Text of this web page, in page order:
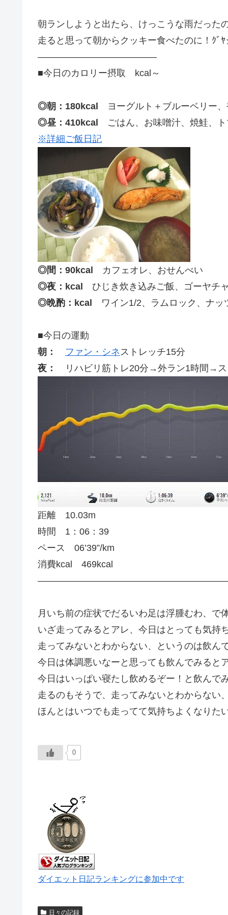
朝ランしようと出たら、けっこうな雨だった
走ると思って朝からクッキー食べたのに！ｸﾞﾔ
—————————————
■今日のカロリー摂取 kcal～
◎朝：180kcal ヨーグルト＋ブルーベリー
◎昼：410kcal ごはん、お味噌汁、焼鮭、
※詳細ご飯日記
◎間：90kcal カフェオレ、おせんべい
◎夜：kcal ひじき炊き込みご飯、ゴーヤチ
◎晩酌：kcal ワイン1/2、ラムロック、ナッ
■今日の運動
朝：
ファン・シネ ストレッチ15分
夜：
リハビリ筋トレ20分→外ラン1時間→ス
距離 10.03m
時間 1：06：39
ペース 06’39”/km
消費kcal 469kcal
月いち前の症状でだるいわ足は浮腫むわ、で
いざ走ってみるとアレ、今日はとっても気持
走ってみないとわからない、というのは飲ん
今日は体調悪いなーと思っても飲んでみると
今日はいっぱい寝たし飲めるぞー！と飲んで
走るのもそうで、走ってみないとわからない
ほんとはいつでも走ってて気持ちよくなりた
0
ダイエット日記ランキングに参加中です
日々の記録